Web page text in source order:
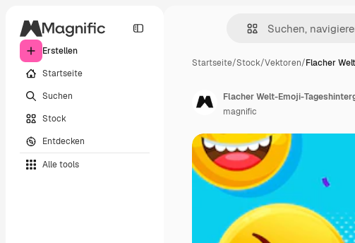
Erstellen
Startseite
Suchen
Stock
Entdecken
Alle tools
Startseite/Stock/Vektoren/Flacher
Flacher Welt-Emoji-
magnific